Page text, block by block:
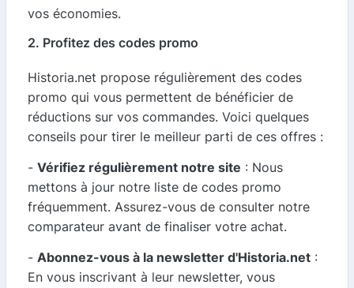
vos économies.
2. Profitez des codes promo
Historia.net propose régulièrement des codes
promo qui vous permettent de bénéficier de
réductions sur vos commandes. Voici quelques
conseils pour tirer le meilleur parti de ces offres :
- Vérifiez régulièrement notre site : Nous
mettons à jour notre liste de codes promo
fréquemment. Assurez-vous de consulter notre
comparateur avant de finaliser votre achat.
- Abonnez-vous à la newsletter d'Historia.net :
En vous inscrivant à leur newsletter, vous